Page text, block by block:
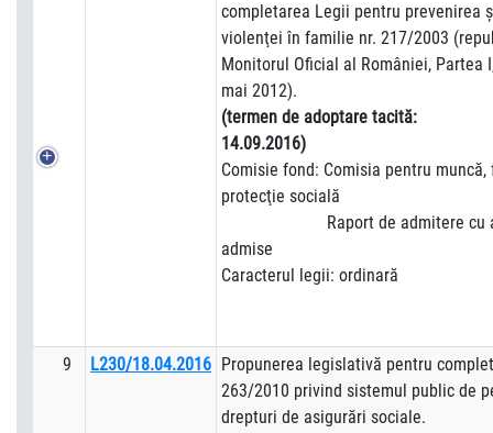
completarea Legii pentru prevenirea
violenţei în familie nr. 217/2003
Monitorul Oficial al României, Partea
mai 2012).
(termen de adoptare tacită:
14.09.2016)
Comisie fond: Comisia pentru
protecţie socială
Raport de admitere cu
admise
Caracterul legii: ordinară
9 L230/18.04.2016 Propunerea legislativă pentru
263/2010 privind sistemul public de
drepturi de asigurări sociale.